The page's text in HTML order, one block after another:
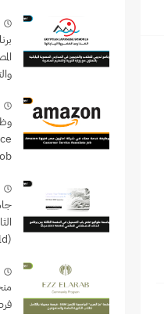
(GCI World) مجانًا